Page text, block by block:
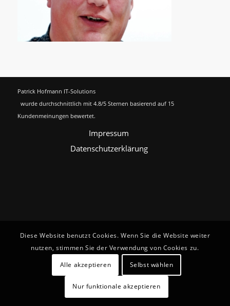
Patrick Hofmann IT-Solutions
wurde durchschnittlich mit 4.8/5 Sternen basierend auf 15
Kundenmeinungen bewertet.
Impressum
Datenschutzerklärung
Diese Website benutzt Cookies. Wenn Sie die Website weiter
nutzen, stimmen Sie der Verwendung von Cookies zu.
Alle akzeptieren
Selbst wählen
Nur funktionale akzeptieren